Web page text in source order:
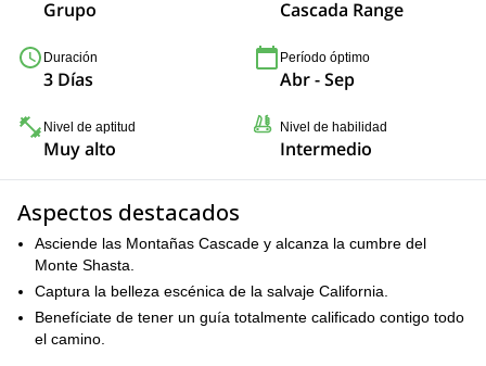
Grupo Cascada Range
Duración
3 Días
Período óptimo
Abr - Sep
Nivel de aptitud
Muy alto
Nivel de habilidad
Intermedio
Aspectos destacados
Asciende las Montañas Cascade y alcanza la cumbre del
Monte Shasta.
Captura la belleza escénica de la salvaje California.
Benefíciate de tener un guía totalmente calificado contigo todo
el camino.